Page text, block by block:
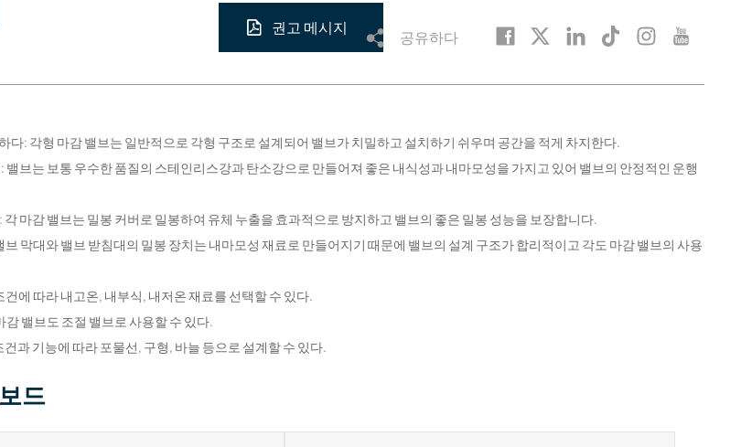
권고 메시지
공유하다
다: 각형 마감 밸브는 일반적으로 각형 구조로 설계되어 밸브가 치밀하고 설치하기 쉬우며 공간을 적게 차지한다.
밸브는 보통 우수한 품질의 스테인리스강과 탄소강으로 만들어져 좋은 내식성과 내마모성을 가지고 있어 밸브의 안정적인 운행
각 마감 밸브는 밀봉 커버로 밀봉하여 유체 누출을 효과적으로 방지하고 밸브의 좋은 밀봉 성능을 보장합니다.
막대와 밸브 받침대의 밀봉 장치는 내마모성 재료로 만들어지기 때문에 밸브의 설계 구조가 합리적이고 각도 마감 밸브의 사용
건에 따라 내고온, 내부식, 내저온 재료를 선택할 수 있다.
감 밸브도 조절 밸브로 사용할 수 있다.
건과 기능에 따라 포물선, 구형, 바늘 등으로 설계할 수 있다.
드